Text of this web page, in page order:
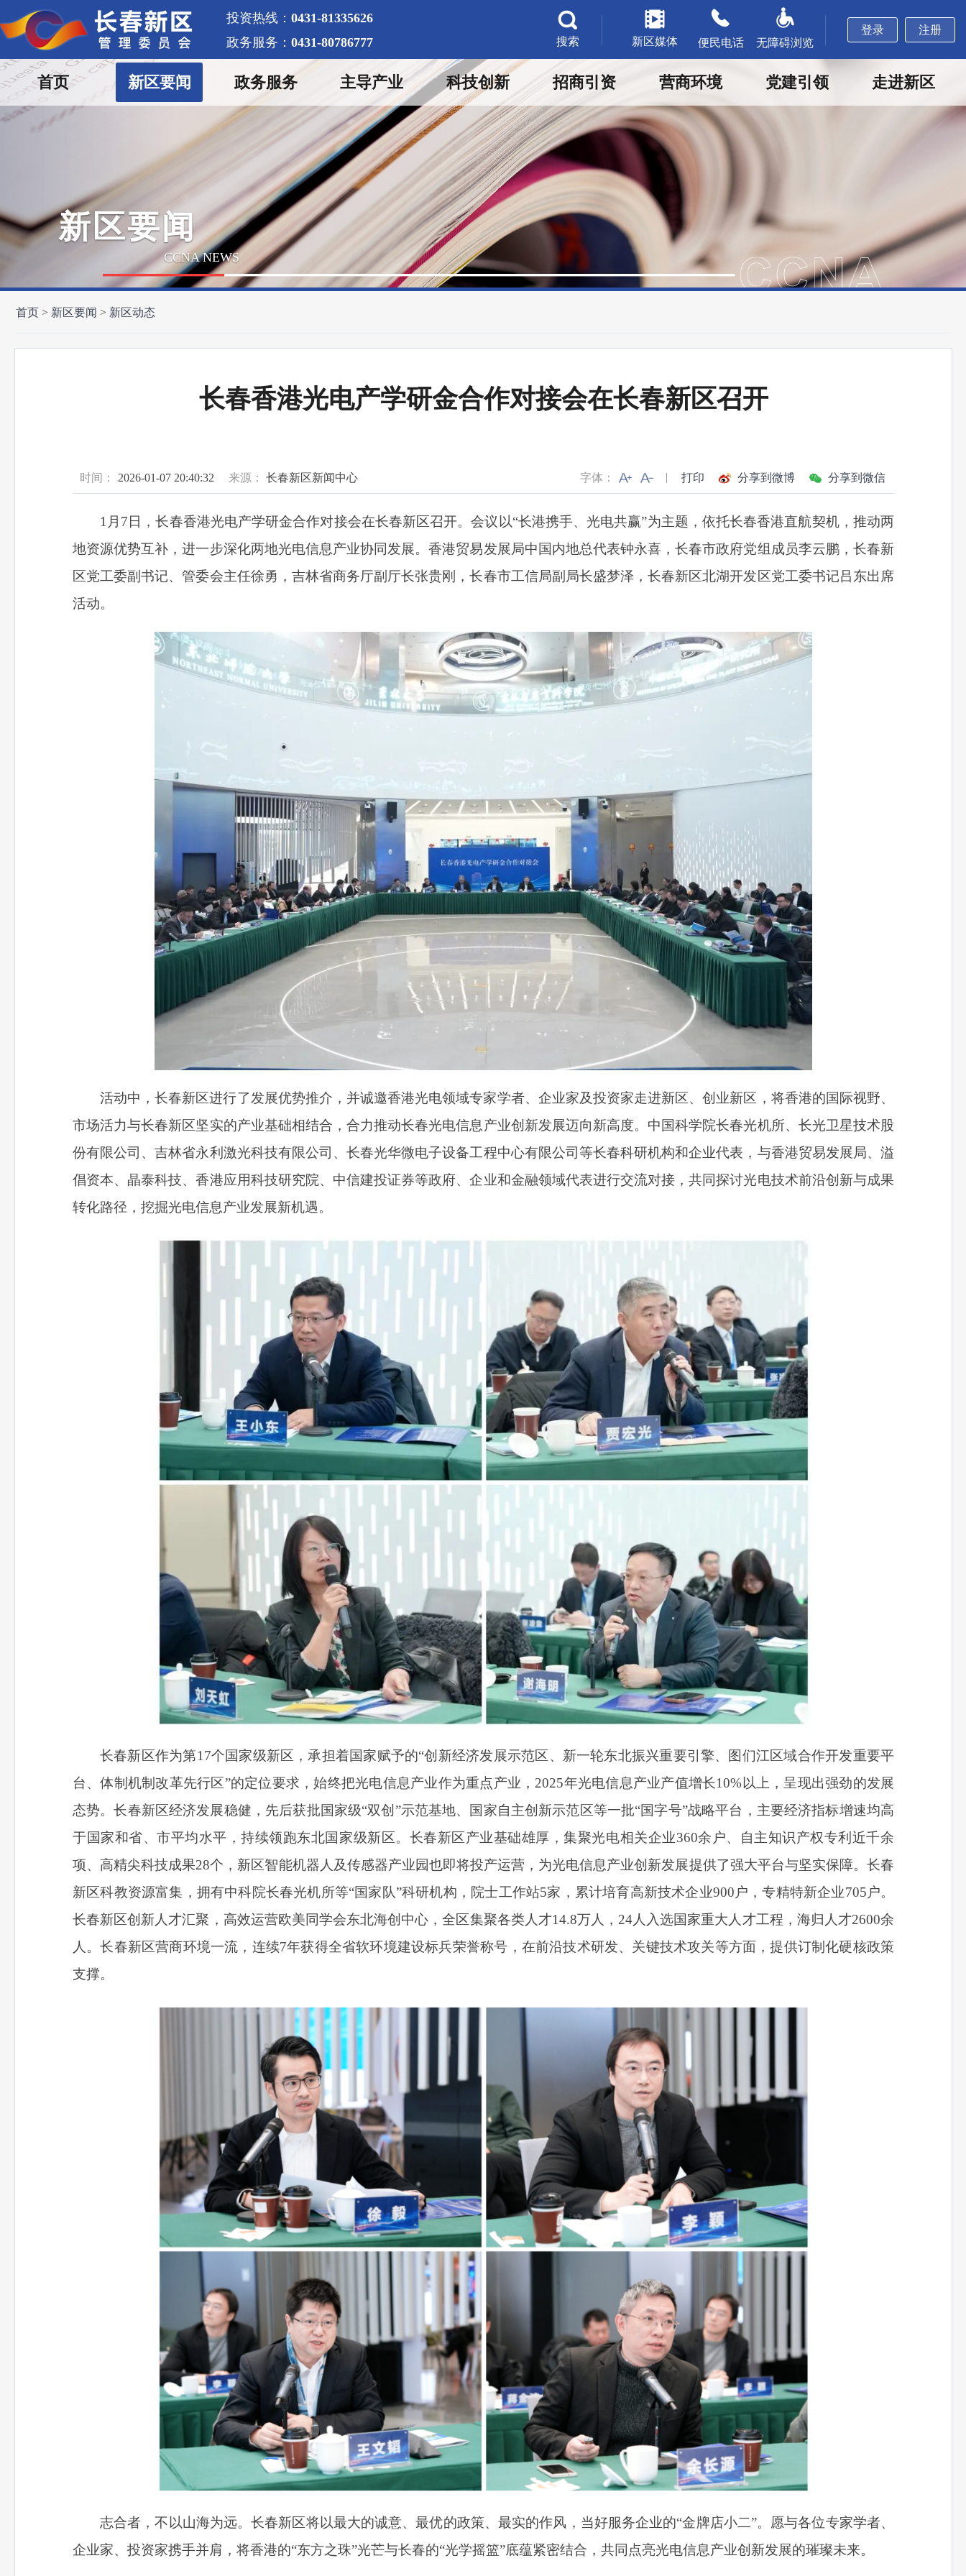
投资热线： 0431-81335626
政务服务： 0431-80786777
登录
注册
新区媒体
便民电话 无障碍浏览
搜索
首页 新区要闻 政务服务 主导产业 科技创新 招商引资 营商环境 党建引领 走进新区
新区要闻
CCNA NEWS
首页 新区要闻 新区动态
长春香港光电产学研金合作对接会在长春新区召开
时间： 2026-01-07 20:40:32 来源： 长春新区新闻中心 分享到微博 分享到微信
字体： 打印
1月7日，长春香港光电产学研金合作对接会在长春新区召开。会议以“长港携手、光电共赢”为主题，依托长春香港直航契机，推动两
地资源优势互补，进一步深化两地光电信息产业协同发展。香港贸易发展局中国内地总代表钟永喜，长春市政府党组成员李云鹏，长春新
区党工委副书记、管委会主任徐勇，吉林省商务厅副厅长张贵刚，长春市工信局副局长盛梦泽，长春新区北湖开发区党工委书记吕东出席
活动。
活动中，长春新区进行了发展优势推介，并诚邀香港光电领域专家学者、企业家及投资家走进新区、创业新区，将香港的国际视野、
市场活力与长春新区坚实的产业基础相结合，合力推动长春光电信息产业创新发展迈向新高度。中国科学院长春光机所、长光卫星技术股
份有限公司、吉林省永利激光科技有限公司、长春光华微电子设备工程中心有限公司等长春科研机构和企业代表，与香港贸易发展局、溢
倡资本、晶泰科技、香港应用科技研究院、中信建投证券等政府、企业和金融领域代表进行交流对接，共同探讨光电技术前沿创新与成果
转化路径，挖掘光电信息产业发展新机遇。
长春新区作为第17个国家级新区，承担着国家赋予的“创新经济发展示范区、新一轮东北振兴重要引擎、图们江区域合作开发重要平
台、体制机制改革先行区”的定位要求，始终把光电信息产业作为重点产业，2025年光电信息产业产值增长10%以上，呈现出强劲的发展
态势。长春新区经济发展稳健，先后获批国家级“双创”示范基地、国家自主创新示范区等一批“国字号”战略平台，主要经济指标增速均高
于国家和省、市平均水平，持续领跑东北国家级新区。长春新区产业基础雄厚，集聚光电相关企业360余户、自主知识产权专利近千余
项、高精尖科技成果28个，新区智能机器人及传感器产业园也即将投产运营，为光电信息产业创新发展提供了强大平台与坚实保障。长春
新区科教资源富集，拥有中科院长春光机所等“国家队”科研机构，院士工作站5家，累计培育高新技术企业900户，专精特新企业705户。
长春新区创新人才汇聚，高效运营欧美同学会东北海创中心，全区集聚各类人才14.8万人，24人入选国家重大人才工程，海归人才2600余
人。长春新区营商环境一流，连续7年获得全省软环境建设标兵荣誉称号，在前沿技术研发、关键技术攻关等方面，提供订制化硬核政策
支撑。
志合者，不以山海为远。长春新区将以最大的诚意、最优的政策、最实的作风，当好服务企业的“金牌店小二”。愿与各位专家学者、
企业家、投资家携手并肩，将香港的“东方之珠”光芒与长春的“光学摇篮”底蕴紧密结合，共同点亮光电信息产业创新发展的璀璨未来。